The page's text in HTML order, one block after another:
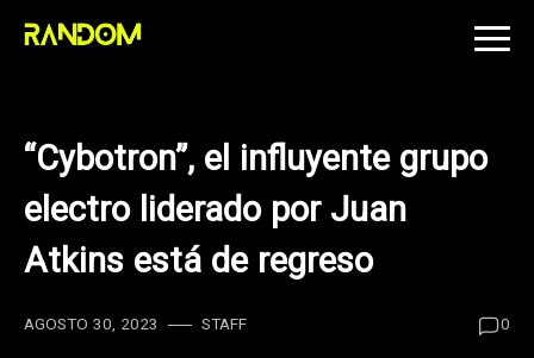
Skip
“Cybotron”, el influyente grupo
electro liderado por Juan
Atkins está de regreso
AGOSTO 30, 2023 STAFF 0